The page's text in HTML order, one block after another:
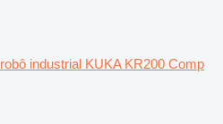
robô industrial KUKA KR200 Comp